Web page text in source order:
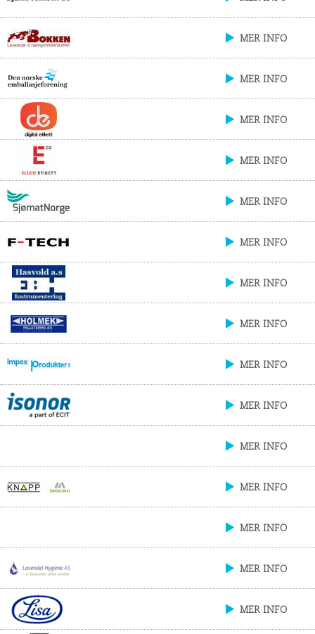
MER INFO
MER INFO
MER INFO
MER INFO
MER INFO
MER INFO
MER INFO
MER INFO
MER INFO
MER INFO
MER INFO
MER INFO
MER INFO
MER INFO
MER INFO